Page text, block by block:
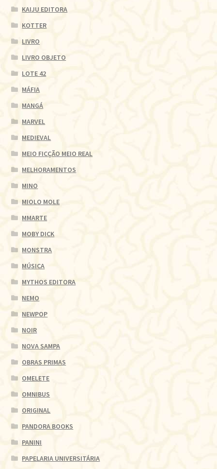
KAIJU EDITORA
KOTTER
LIVRO
LIVRO OBJETO
LOTE 42
MÁFIA
MANGÁ
MARVEL
MEDIEVAL
MEIO FICÇÃO MEIO REAL
MELHORAMENTOS
MINO
MIOLO MOLE
MMARTE
MOBY DICK
MONSTRA
MÚSICA
MYTHOS EDITORA
NEMO
NEWPOP
NOIR
NOVA SAMPA
OBRAS PRIMAS
OMELETE
OMNIBUS
ORIGINAL
PANDORA BOOKS
PANINI
PAPELARIA UNIVERSITÁRIA